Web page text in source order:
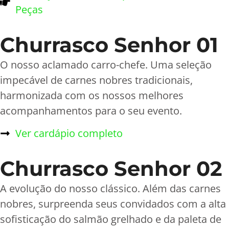
Peças
Churrasco Senhor 01
O nosso aclamado carro-chefe. Uma seleção
impecável de carnes nobres tradicionais,
harmonizada com os nossos melhores
acompanhamentos para o seu evento.
Ver cardápio completo
Churrasco Senhor 02
A evolução do nosso clássico. Além das carnes
nobres, surpreenda seus convidados com a alta
sofisticação do salmão grelhado e da paleta de